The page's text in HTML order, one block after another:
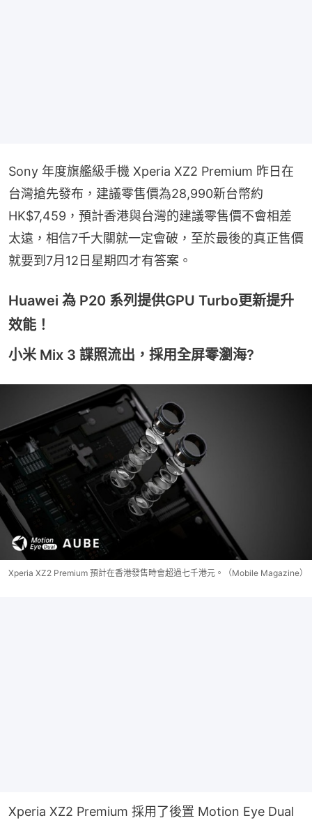
Sony 年度旗艦級手機 Xperia XZ2 Premium 昨日在
台灣搶先發布，建議零售價為28,990新台幣約
HK$7,459，預計香港與台灣的建議零售價不會相差
太遠，相信7千大關就一定會破，至於最後的真正售價
就要到7月12日星期四才有答案。
Huawei 為 P20 系列提供GPU Turbo更新提升
效能！
小米 Mix 3 諜照流出，採用全屏零瀏海?
Xperia XZ2 Premium 預計在香港發售時會超過七千港元。（Mobile Magazine）
Xperia XZ2 Premium 採用了後置 Motion Eye Dual